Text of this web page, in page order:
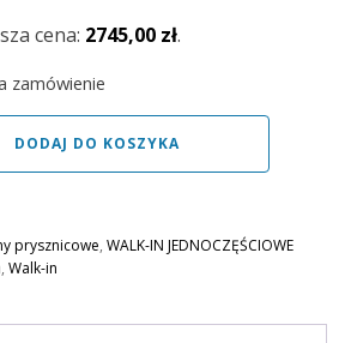
cena: 2745,00 zł.
zamówienie
DODAJ DO KOSZYKA
prysznicowe, WALK-IN JEDNOCZĘŚCIOWE
, Walk-in